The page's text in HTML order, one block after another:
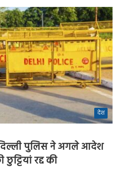
देश
दिल्ली पुलिस ने अगले आदेश
रद्द की